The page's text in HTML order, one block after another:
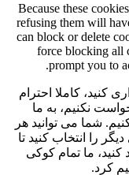
Because these
refusing them will
can block or delete
force blocking all
prompt you to
کنید، کاملا احترام
نکنیم، به ما
شما می توانید هر
را انتخاب کنید تا
کنید، ما تمام کوکی
کرد.